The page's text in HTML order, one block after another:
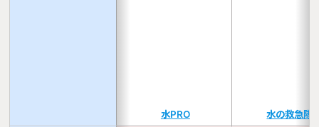
水PRO 水の救急隊